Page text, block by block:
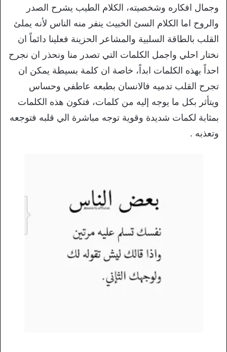
وجمال افكاره وشخصيته، الكلام الطيب يشرح الصدر
والروح اما الكلام السئ الخبيث ينفر منه الناس لأنه يملئ
القلب بالطاقة السلبية والمشاعر الحزينة فعلينا دائماً ان
نختار احلي واجمل الكلمات التي تصدر منا ونحذر ان نجرح
احداً بهذه الكلمات ابداً، خاصة ان كلمة بسيطة يمكن ان
تجرح القلب تدميه فالانسان بطبعه عاطفي وحساس
ويتأثر بكل ما يوجه إليه من كلمات، فتكون هذه الكلمات
بمثابة لكمات شديدة وقوية توجه مباشرة الي قلبه فتوجعه
وتعذبه .